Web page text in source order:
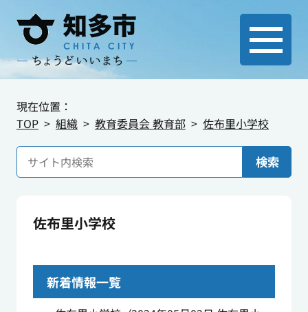
現在位置：
TOP
組織 教育委員会 教育部 佐布里小学校
検索
佐布里小学校
新着情報一覧